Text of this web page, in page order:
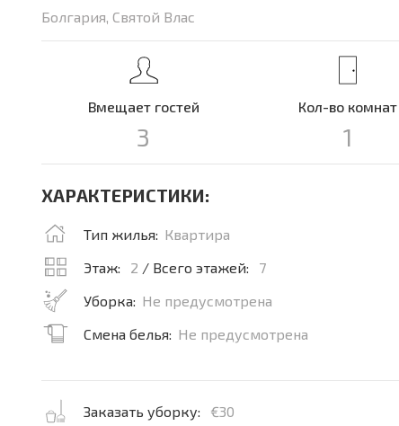
Болгария, Святой Влас
Вмещает гостей
3
Кол-во комнат
1
ХАРАКТЕРИСТИКИ:
Тип жилья: Квартира
Этаж:
2 / Всего этажей:
7
Уборка: Не предусмотрена
Смена белья: Не предусмотрена
Заказать уборку:
€30